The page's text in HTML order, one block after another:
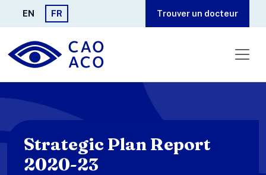
Aller au contenu principal
EN FR Trouver un docteur
Strategic Plan Report
2020-23